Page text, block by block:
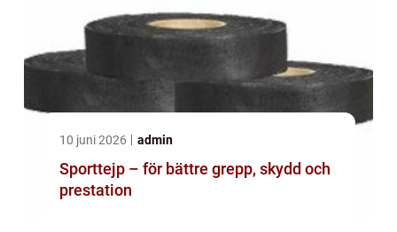
10 juni 2026 admin
Sporttejp – för bättre grepp, skydd och
prestation